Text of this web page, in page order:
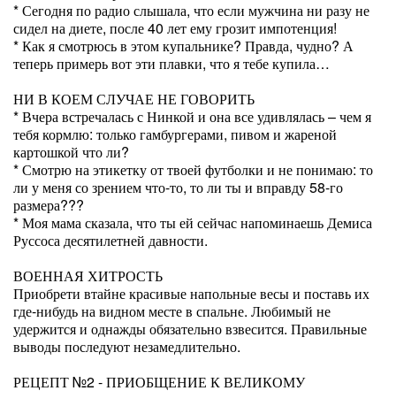
* Сегодня по радио слышала, что если мужчина ни разу не
сидел на диете, после 40 лет ему грозит импотенция!
* Как я смотрюсь в этом купальнике? Правда, чудно? А
теперь примерь вот эти плавки, что я тебе купила…
НИ В КОЕМ СЛУЧАЕ НЕ ГОВОРИТЬ
* Вчера встречалась с Нинкой и она все удивлялась – чем я
тебя кормлю: только гамбургерами, пивом и жареной
картошкой что ли?
* Смотрю на этикетку от твоей футболки и не понимаю: то
ли у меня со зрением что-то, то ли ты и вправду 58-го
размера???
* Моя мама сказала, что ты ей сейчас напоминаешь Демиса
Руссоса десятилетней давности.
ВОЕННАЯ ХИТРОСТЬ
Приобрети втайне красивые напольные весы и поставь их
где-нибудь на видном месте в спальне. Любимый не
удержится и однажды обязательно взвесится. Правильные
выводы последуют незамедлительно.
РЕЦЕПТ №2 - ПРИОБЩЕНИЕ К ВЕЛИКОМУ